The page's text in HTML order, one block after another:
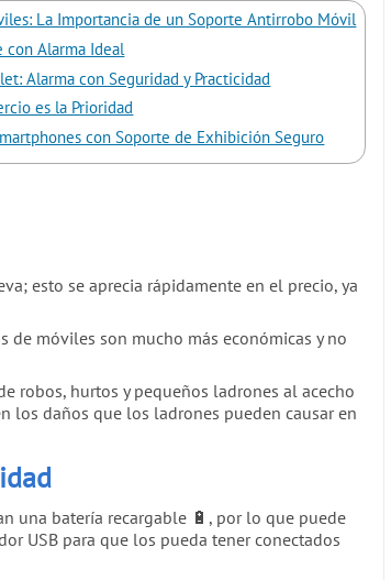
La Importancia de un Soporte Antirrobo Móvil
con Alarma Ideal
Alarma con Seguridad y Practicidad
es la Prioridad
con Soporte de Exhibición Seguro
esto se aprecia rápidamente en el precio, ya
de móviles son mucho más económicas y no
robos, hurtos y pequeños ladrones al acecho
los daños que los ladrones pueden causar en
una batería recargable 🔋, por lo que puede
USB para que los pueda tener conectados